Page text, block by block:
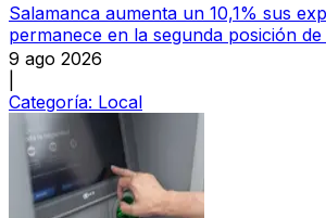
Salamanca aumenta un 10,1% sus
permanece en la segunda posición
9 ago 2026
Categoría: Local